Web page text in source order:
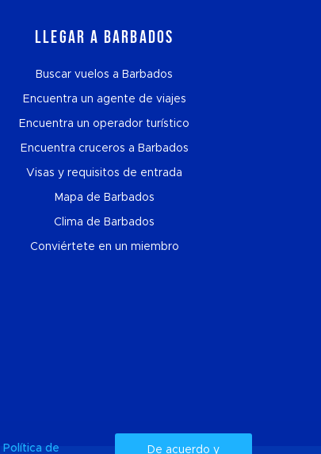
Llegar a Barbados
Buscar vuelos a Barbados
Encuentra un agente de viajes
Encuentra un operador turístico
Encuentra cruceros a Barbados
Visas y requisitos de entrada
Mapa de Barbados
Clima de Barbados
Conviértete en un miembro
Política de De acuerdo y